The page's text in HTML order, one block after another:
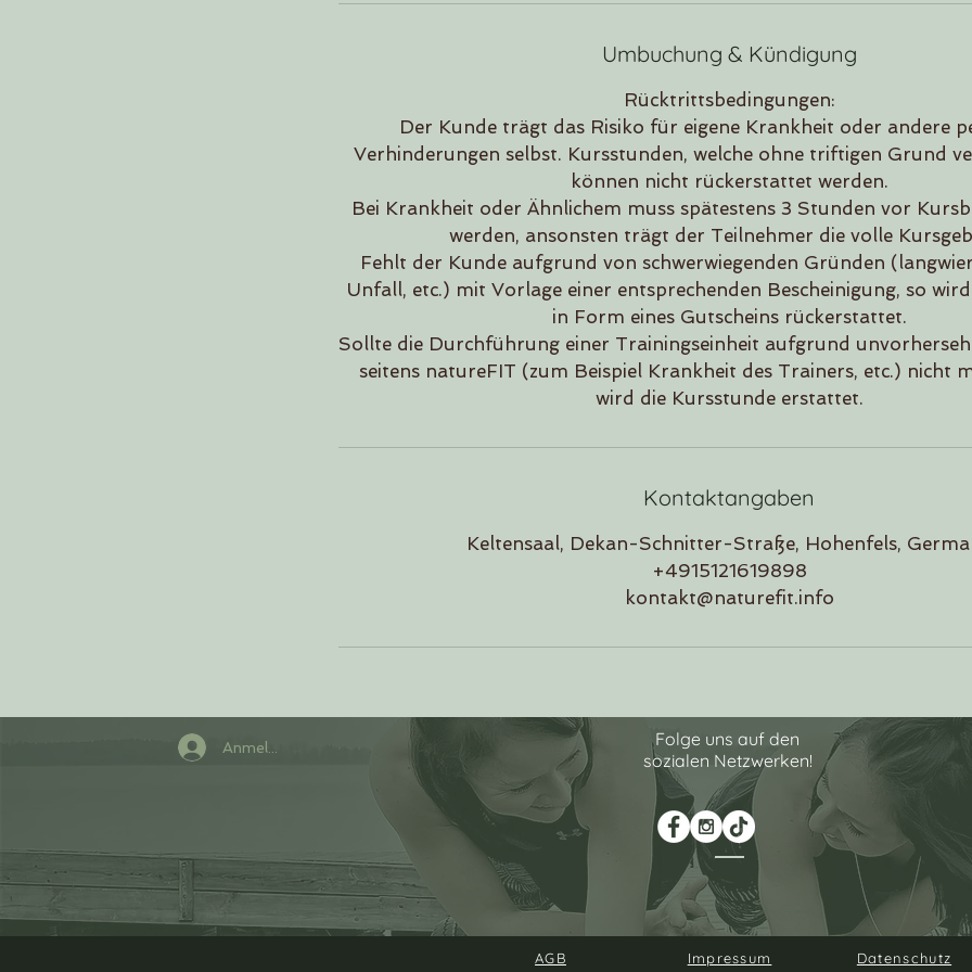
Umbuchung & Kündigung
Rücktrittsbedingungen:
Der Kunde trägt das Risiko für eigene Krankheit oder andere
Verhinderungen selbst. Kursstunden, welche ohne triftigen Grund
können nicht rückerstattet werden.
Bei Krankheit oder Ähnlichem muss spätestens 3 Stunden vor
werden, ansonsten trägt der Teilnehmer die volle
Fehlt der Kunde aufgrund von schwerwiegenden Gründen
Unfall, etc.) mit Vorlage einer entsprechenden Bescheinigung, so
in Form eines Gutscheins rückerstattet.
Sollte die Durchführung einer Trainingseinheit aufgrund
seitens natureFIT (zum Beispiel Krankheit des Trainers, etc.) nicht
wird die Kursstunde erstattet.
Kontaktangaben
Keltensaal, Dekan-Schnitter-Straße, Hohenfels,
+4915121619898
kontakt@naturefit.info
Anmelden
Folge uns auf den
sozialen Netzwerken!
AGB Impressum Datenschutz